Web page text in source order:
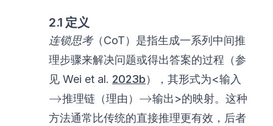
2.1 定义
连锁思考（CoT）是指生成一系列中间推
理步骤来解决问题或得出答案的过程（参
见 Wei et al. 2023b），其形式为<输入
→推理链（理由） \rightarrow
→输出>的映射。这种
方法通常比传统的直接推理更有效，后者